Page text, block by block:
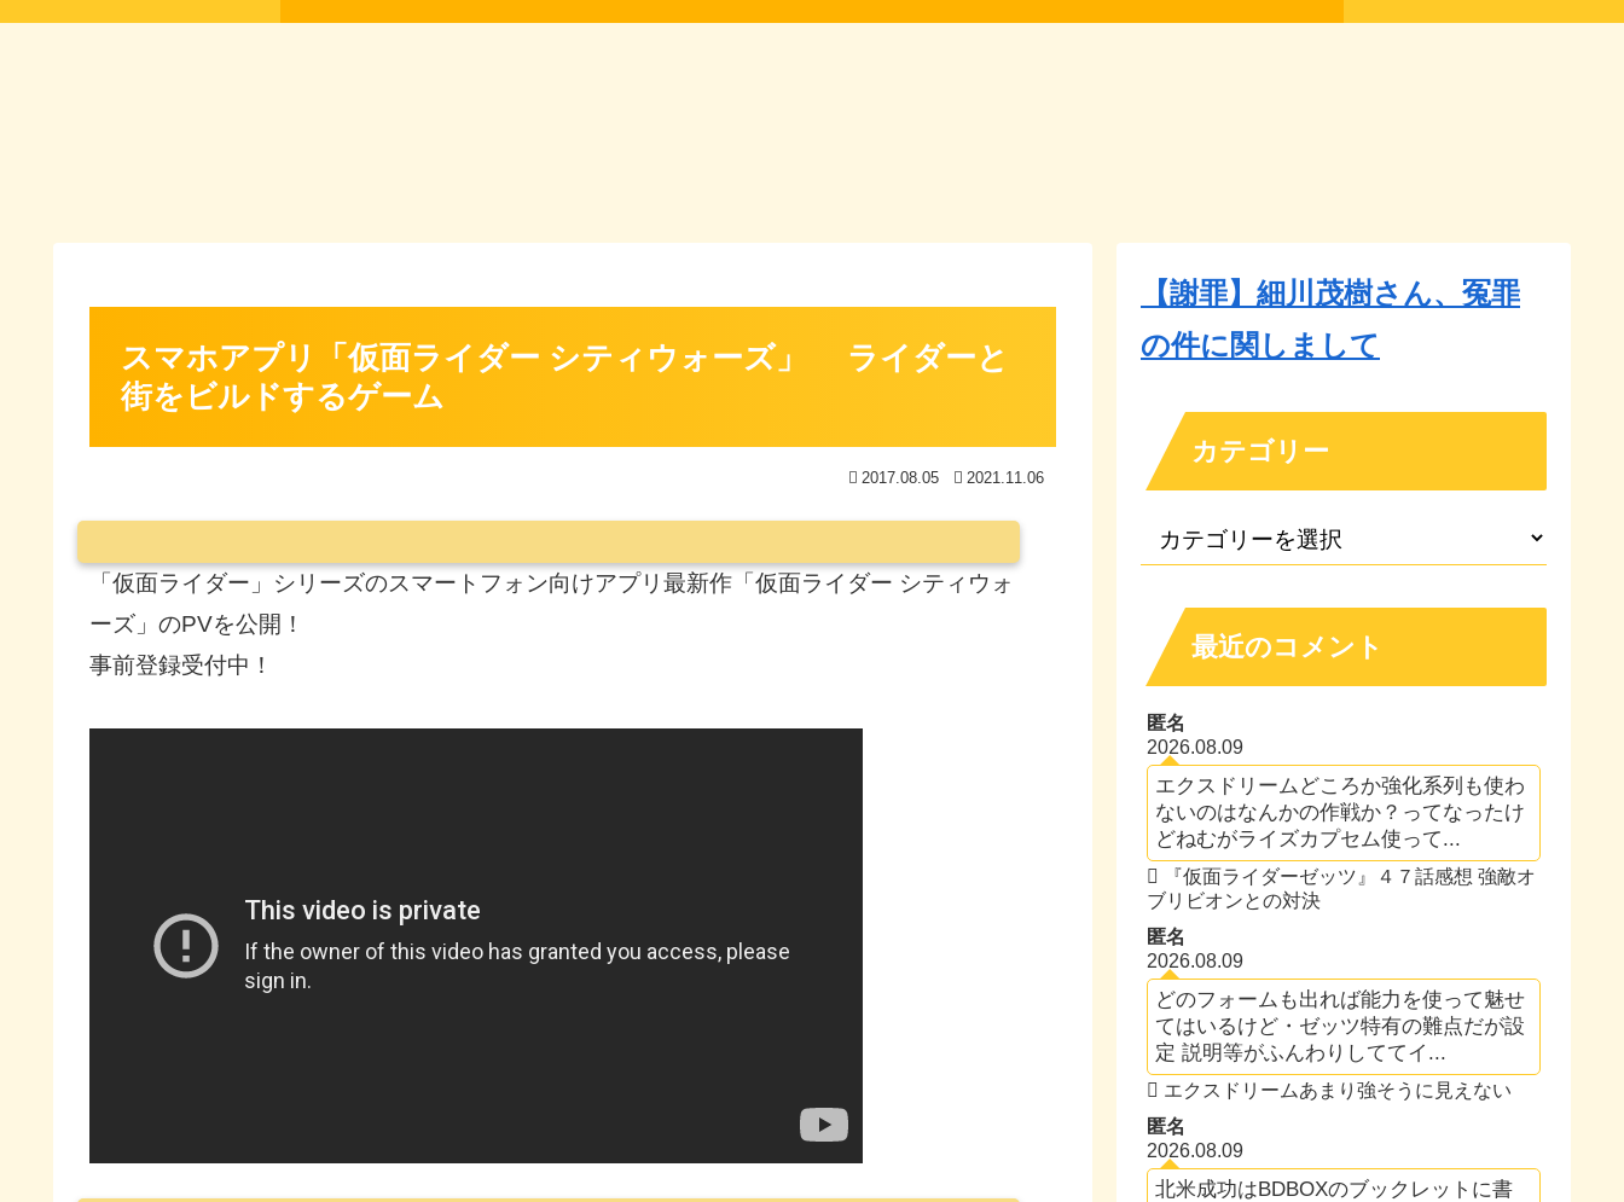
スマホアプリ「仮面ライダー シティウォーズ」 ライダーと
街をビルドするゲーム
2017.08.05 2021.11.06
「仮面ライダー」シリーズのスマートフォン向けアプリ最新作「仮面ライダー シティウォ
ーズ」のPVを公開！
事前登録受付中！
【謝罪】細川茂樹さん、冤罪
の件に関しまして
カテゴリー
最近のコメント
匿名
2026.08.09
エクスドリームどころか強化系列も使わ
ないのはなんかの作戦か？ってなったけ
どねむがライズカプセム使って...
『仮面ライダーゼッツ』４７話感想 強敵オ
ブリビオンとの対決
匿名
2026.08.09
どのフォームも出れば能力を使って魅せ
てはいるけど・ゼッツ特有の難点だが設
定 説明等がふんわりしててイ...
エクスドリームあまり強そうに見えない
匿名
2026.08.09
北米成功はBDBOXのブックレットに書